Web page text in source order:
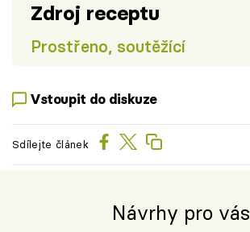
Zdroj receptu
Prostřeno, soutěžící
Vstoupit do diskuze
Sdílejte článek
Návrhy pro vás